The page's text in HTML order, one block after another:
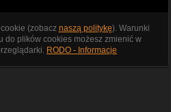
(zobacz naszą politykę). Warunki
do plików cookies możesz zmienić w
RODO - Informacje